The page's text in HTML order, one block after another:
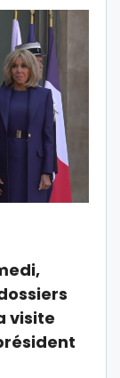
visite